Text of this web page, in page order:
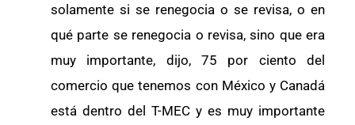
solamente si se renegocia o se revisa, o en
qué parte se renegocia o revisa, sino que era
muy importante, dijo, 75 por ciento del
comercio que tenemos con México y Canadá
está dentro del T-MEC y es muy importante